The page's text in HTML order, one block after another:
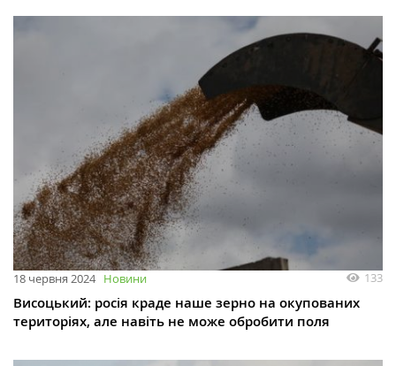
18 червня 2024 Новини 133
Висоцький: росія краде наше зерно на окупованих
територіях, але навіть не може обробити поля